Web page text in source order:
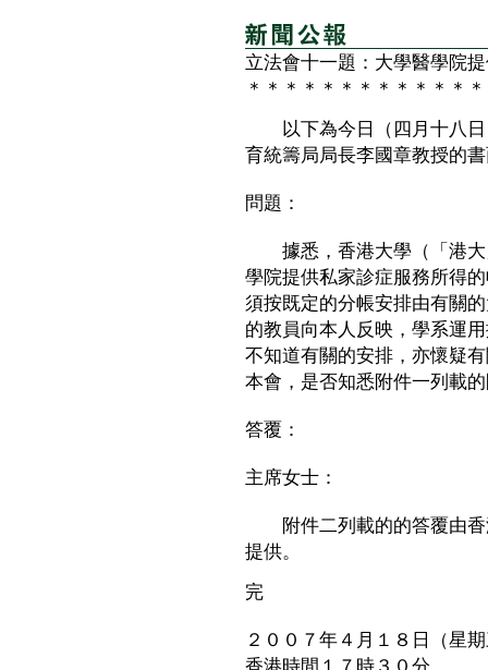
立法會十一題：大學醫學院
＊＊＊＊＊＊＊＊＊＊＊＊
以下為今日（四月十八日
育統籌局局長李國章教授的
問題：
據悉，香港大學（「港大
學院提供私家診症服務所得
須按既定的分帳安排由有關
的教員向本人反映，學系運
不知道有關的安排，亦懷疑
本會，是否知悉附件一列載
答覆：
主席女士：
附件二列載的的答覆由香
提供。
完
２００７年４月１８日（星